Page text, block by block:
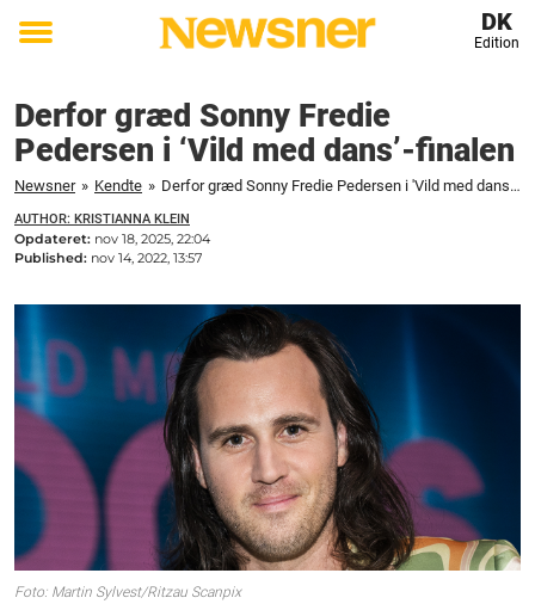
Toggle
DK
Edition
Derfor græd Sonny Fredie
Pedersen i ‘Vild med dans’-finalen
Newsner » Kendte » Derfor græd Sonny Fredie Pedersen i 'Vild med dans'-finalen
AUTHOR: KRISTIANNA KLEIN
Opdateret: nov 18, 2025, 22:04
Published: nov 14, 2022, 13:57
Foto: Martin Sylvest/Ritzau Scanpix